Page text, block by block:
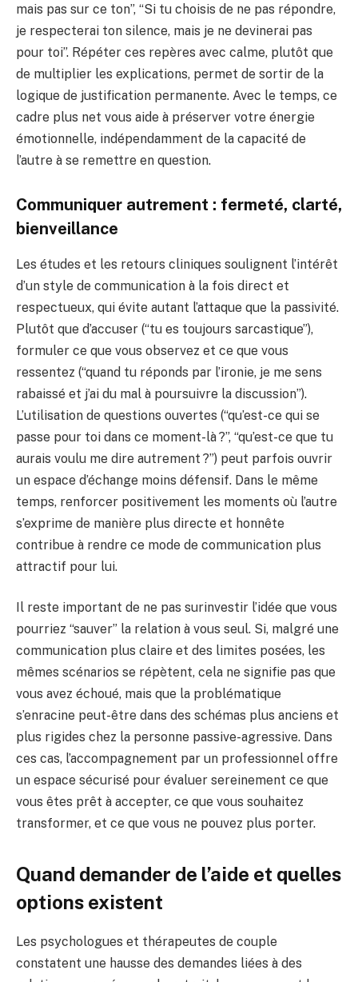
mais pas sur ce ton”, “Si tu choisis de ne pas répondre,
je respecterai ton silence, mais je ne devinerai pas
pour toi”. Répéter ces repères avec calme, plutôt que
de multiplier les explications, permet de sortir de la
logique de justification permanente. Avec le temps, ce
cadre plus net vous aide à préserver votre énergie
émotionnelle, indépendamment de la capacité de
l’autre à se remettre en question.
Communiquer autrement : fermeté, clarté,
bienveillance
Les études et les retours cliniques soulignent l’intérêt
d’un style de communication à la fois direct et
respectueux, qui évite autant l’attaque que la passivité.
Plutôt que d’accuser (“tu es toujours sarcastique”),
formuler ce que vous observez et ce que vous
ressentez (“quand tu réponds par l’ironie, je me sens
rabaissé et j’ai du mal à poursuivre la discussion”).
L’utilisation de questions ouvertes (“qu’est-ce qui se
passe pour toi dans ce moment-là ?”, “qu’est-ce que tu
aurais voulu me dire autrement ?”) peut parfois ouvrir
un espace d’échange moins défensif. Dans le même
temps, renforcer positivement les moments où l’autre
s’exprime de manière plus directe et honnête
contribue à rendre ce mode de communication plus
attractif pour lui.
Il reste important de ne pas surinvestir l’idée que vous
pourriez “sauver” la relation à vous seul. Si, malgré une
communication plus claire et des limites posées, les
mêmes scénarios se répètent, cela ne signifie pas que
vous avez échoué, mais que la problématique
s’enracine peut-être dans des schémas plus anciens et
plus rigides chez la personne passive-agressive. Dans
ces cas, l’accompagnement par un professionnel offre
un espace sécurisé pour évaluer sereinement ce que
vous êtes prêt à accepter, ce que vous souhaitez
transformer, et ce que vous ne pouvez plus porter.
Quand demander de l’aide et quelles
options existent
Les psychologues et thérapeutes de couple
constatent une hausse des demandes liées à des